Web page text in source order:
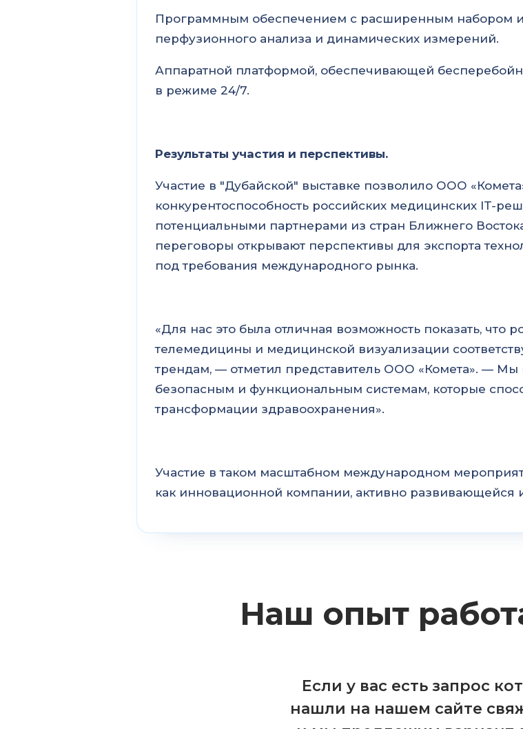
Программным обеспечением с расширенным набором
перфузионного анализа и динамических измерений.
Аппаратной платформой, обеспечивающей
в режиме 24/7.
Результаты участия и перспективы.
Участие в "Дубайской" выставке позволило ООО
конкурентоспособность российских медицинских IT-
потенциальными партнерами из стран Ближнего
переговоры открывают перспективы для экспорта
под требования международного рынка.
«Для нас это была отличная возможность показать, что
телемедицины и медицинской визуализации
трендам, — отметил представитель ООО «Комета». —
безопасным и функциональным системам, которые
трансформации здравоохранения».
Участие в таком масштабном международном
как инновационной компании, активно развивающейся
Наш опыт
Если у вас есть запрос
нашли на нашем сайте